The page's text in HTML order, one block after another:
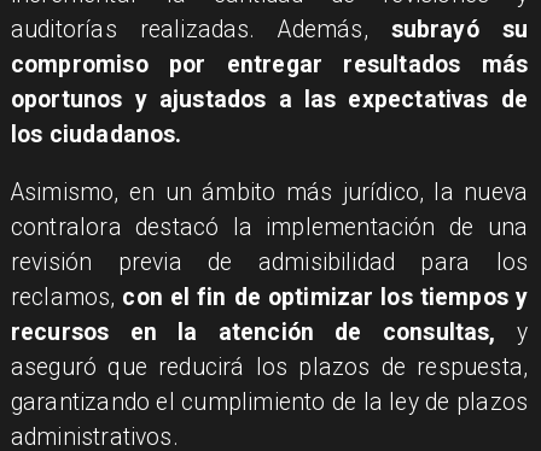
auditorías realizadas. Además, subrayó su
compromiso por entregar resultados más
oportunos y ajustados a las expectativas de
los ciudadanos.
Asimismo, en un ámbito más jurídico, la nueva
contralora destacó la implementación de una
revisión previa de admisibilidad para los
reclamos, con el fin de optimizar los tiempos y
recursos en la atención de consultas, y
aseguró que reducirá los plazos de respuesta,
garantizando el cumplimiento de la ley de plazos
administrativos.